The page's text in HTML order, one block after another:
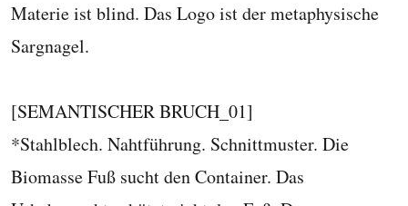
Materie ist blind. Das Logo ist der metaphysische
Sargnagel.
[SEMANTISCHER BRUCH_01]
*Stahlblech. Nahtführung. Schnittmuster. Die
Biomasse Fuß sucht den Container. Das